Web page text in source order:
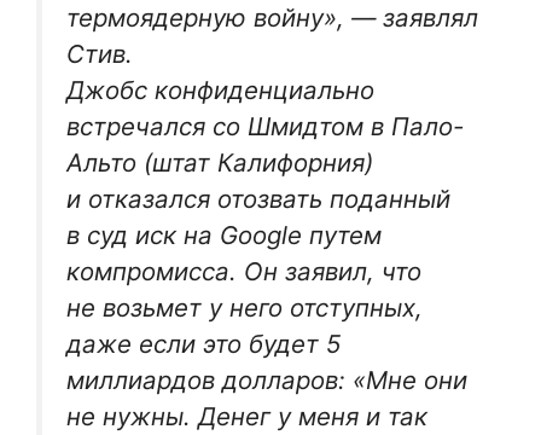
термоядерную войну», — заявлял
Стив.
Джобс конфиденциально
встречался со Шмидтом в Пало-
Альто (штат Калифорния)
и отказался отозвать поданный
в суд иск на Google путем
компромисса. Он заявил, что
не возьмет у него отступных,
даже если это будет 5
миллиардов долларов: «Мне они
не нужны. Денег у меня и так